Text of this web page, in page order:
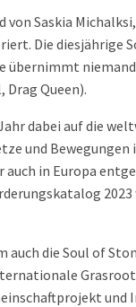
Saskia
Die diesjährige
übernimmt
Queen).
dabei auf die
und Bewegungen
auch in Europa
die Soul of